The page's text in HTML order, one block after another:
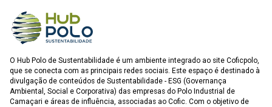
O Hub Polo de Sustentabilidade é um ambiente integrado ao site Coficpolo,
que se conecta com as principais redes sociais. Este espaço é destinado à
divulgação de conteúdos de Sustentabilidade - ESG (Governança
Ambiental, Social e Corporativa) das empresas do Polo Industrial de
Camaçari e áreas de influência, associadas ao Cofic. Com o objetivo de